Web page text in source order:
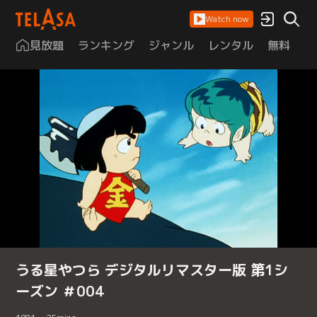
Watch now
見放題 ランキング ジャンル レンタル 無料
うる星やつら デジタルリマスター版 第1シ
ーズン ＃004